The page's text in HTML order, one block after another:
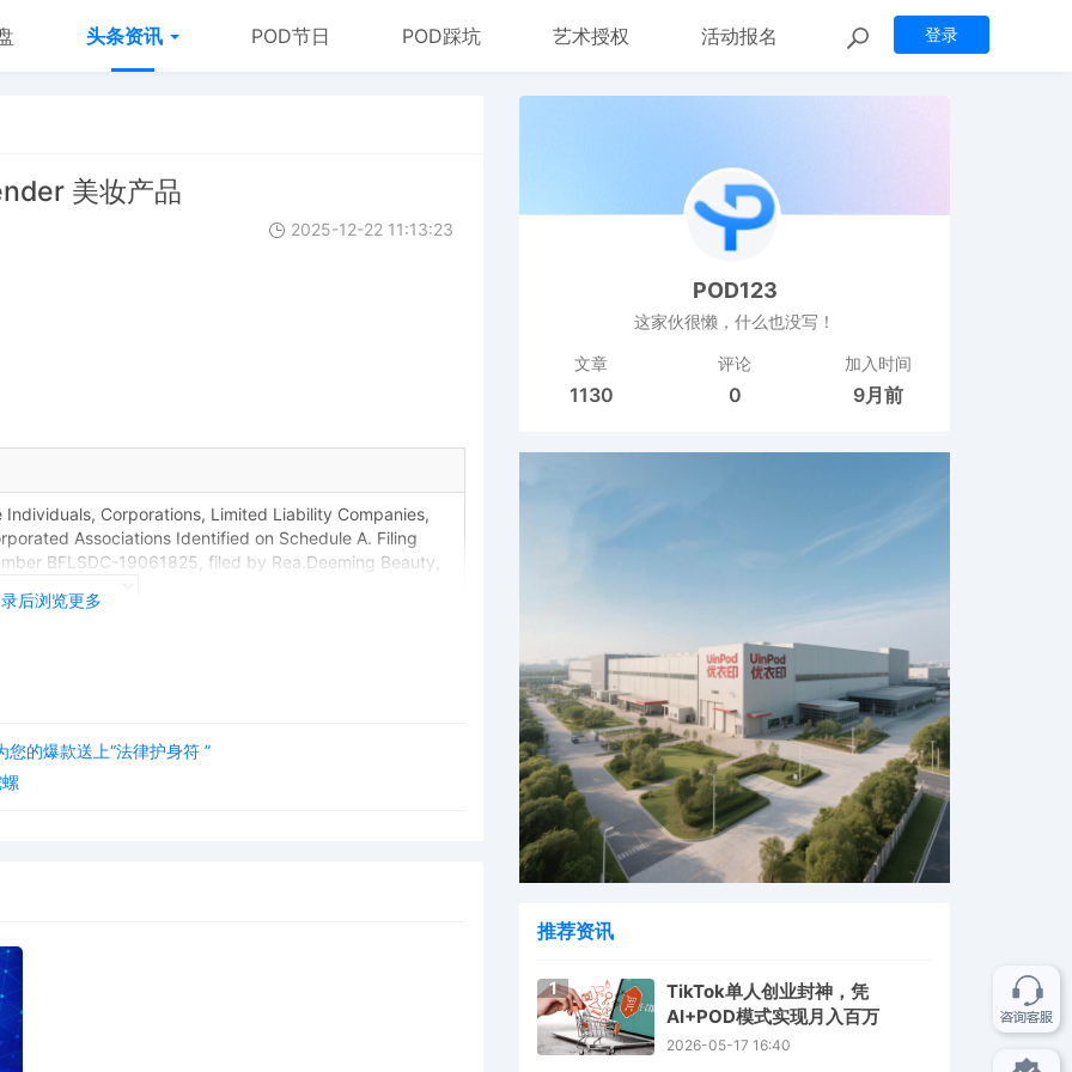
登录
头条资讯 POD节日 POD踩坑 艺术授权 活动报名
美妆产品
2025-12-22 11:13:23
后浏览更多
Individuals, Corporations, Limited Liability Companies,
Associations Identified on Schedule A. Filing
BFLSDC-19061825, filed by Rea.Deeming Beauty,
的爆款送上“法律护身符 ”
POD123
这家伙很懒，什么也没写！
文章
1130
评论
0
加入时间
9月前
推荐资讯
1
TikTok单人创业封神，凭
AI+POD模式实现月入百万
2026-05-17 16:40